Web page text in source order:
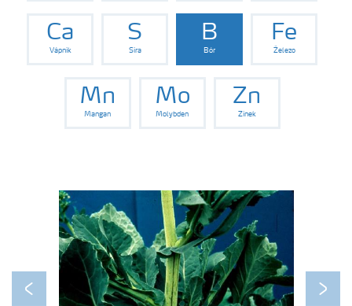
Dokumenty
Ca
Vápník
S
Síra
B
Bór
Fe
Železo
Mn
Mangan
Mo
Molybden
Zn
Zinek
Previous Next